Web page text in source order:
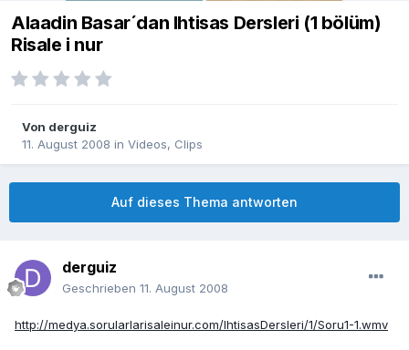
Alaadin Basar´dan Ihtisas Dersleri (1 bölüm)
Risale i nur
Von derguiz
11. August 2008 in Videos, Clips
Auf dieses Thema antworten
derguiz
Geschrieben 11. August 2008
http://medya.sorularlarisaleinur.com/IhtisasDersleri/1/Soru1-1.wmv